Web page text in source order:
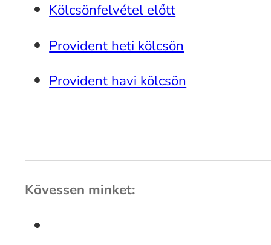
Kölcsönfelvétel előtt
Provident heti kölcsön
Provident havi kölcsön
Kövessen minket: